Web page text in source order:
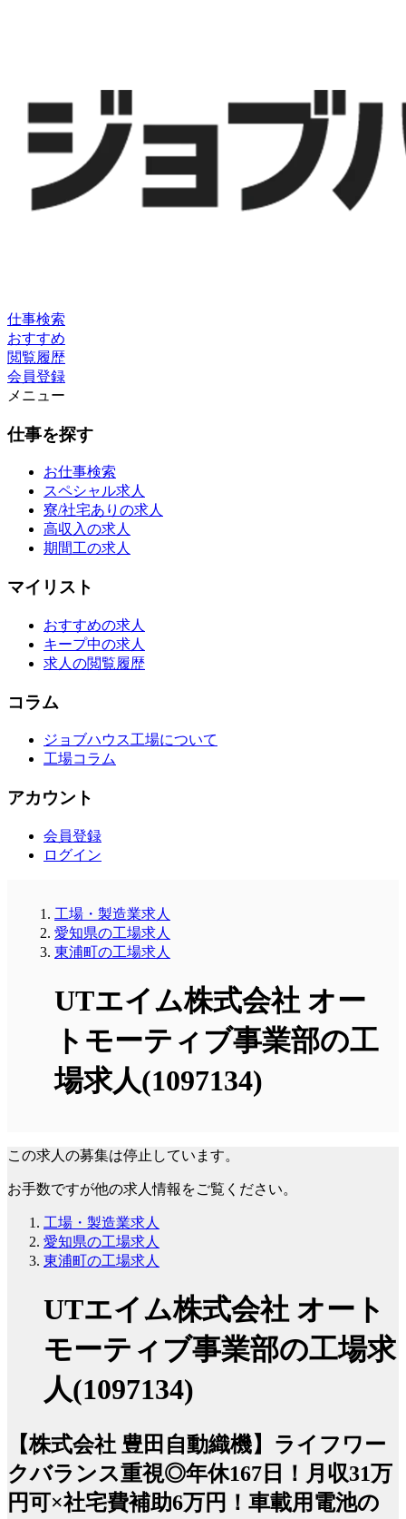
仕事検索
おすすめ
閲覧履歴
会員登録
メニュー
仕事を探す
お仕事検索
スペシャル求人
寮/社宅ありの求人
高収入の求人
期間工の求人
マイリスト
おすすめの求人
キープ中の求人
求人の閲覧履歴
コラム
ジョブハウス工場について
工場コラム
アカウント
会員登録
ログイン
工場・製造業求人
愛知県の工場求人
東浦町の工場求人
UTエイム株式会社 オー
トモーティブ事業部の工
場求人(1097134)
この求人の募集は停止しています。
お手数ですが他の求人情報をご覧ください。
工場・製造業求人
愛知県の工場求人
東浦町の工場求人
UTエイム株式会社 オート
モーティブ事業部の工場求
人(1097134)
【株式会社 豊田自動織機】ライフワー
クバランス重視◎年休167日！月収31万
円可×社宅費補助6万円！車載用電池の